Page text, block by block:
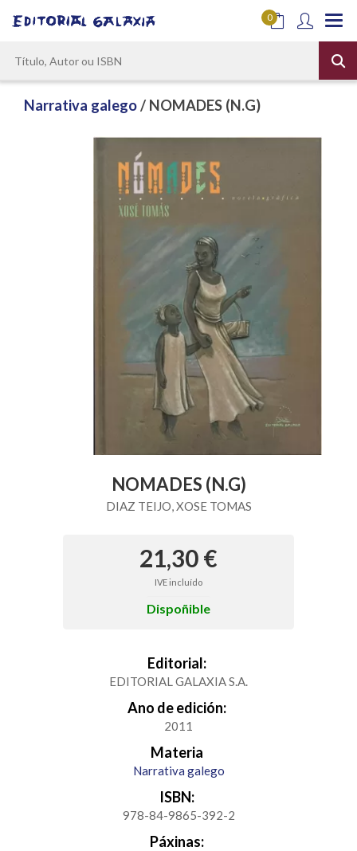
0
Narrativa galego/ NOMADES (N.G)
NOMADES (N.G)
DIAZ TEIJO, XOSE TOMAS
21,30 €
IVE incluído
Dispoñible
Editorial:
EDITORIAL GALAXIA S.A.
Ano de edición:
2011
Materia
Narrativa galego
ISBN:
978-84-9865-392-2
Páxinas: